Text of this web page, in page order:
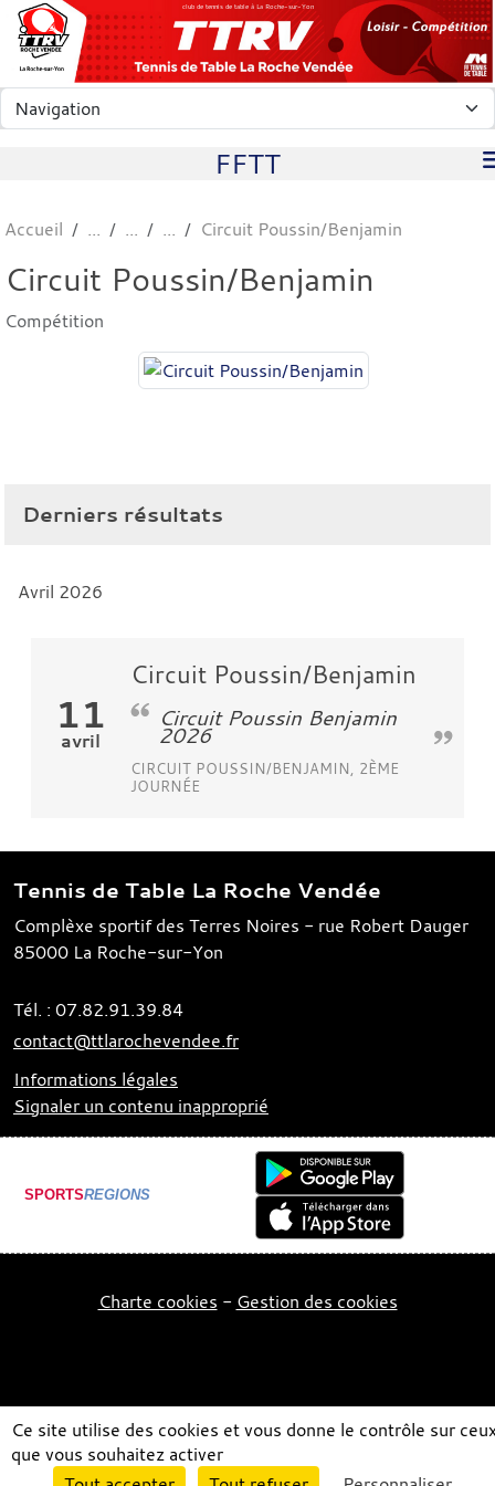
club de tennis de table à La Roche-sur-Yon
FFTT
Accueil Circuit Poussin/Benjamin
Circuit Poussin/Benjamin
Compétition
Derniers résultats
Avril 2026
11
avril
Circuit Poussin/Benjamin
Circuit Poussin Benjamin
2026
CIRCUIT POUSSIN/BENJAMIN, 2ÈME
JOURNÉE
Tennis de Table La Roche Vendée
Complèxe sportif des Terres Noires - rue Robert Dauger
85000 La Roche-sur-Yon
Tél. : 07.82.91.39.84
contact@ttlarochevendee.fr
Informations légales
Signaler un contenu inapproprié
SPORTSREGIONS
Charte cookies Gestion des cookies
Panneau de gestion des cookies
Ce site utilise des cookies et vous donne le contrôle sur
que vous souhaitez activer